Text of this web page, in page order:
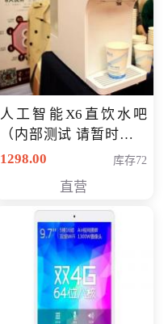
人工智能X6直饮水吧
（内部测试 请暂时不要
购买）
1298.00 库存72
直营